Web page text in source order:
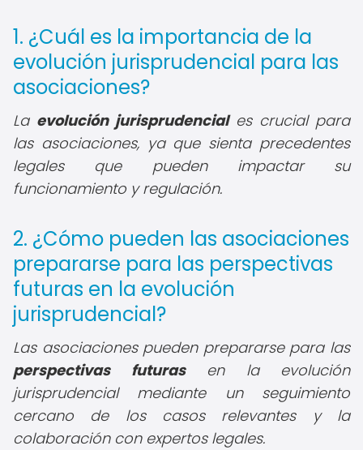
1. ¿Cuál es la importancia de la
evolución jurisprudencial para las
asociaciones?
La evolución jurisprudenciales crucial para
las asociaciones, ya que sienta precedentes
legales que pueden impactar su
funcionamiento y regulación.
2. ¿Cómo pueden las asociaciones
prepararse para las perspectivas
futuras en la evolución
jurisprudencial?
Las asociaciones pueden prepararse para las
perspectivas futurasen la evolución
jurisprudencial mediante un seguimiento
cercano de los casos relevantes y la
colaboración con expertos legales.